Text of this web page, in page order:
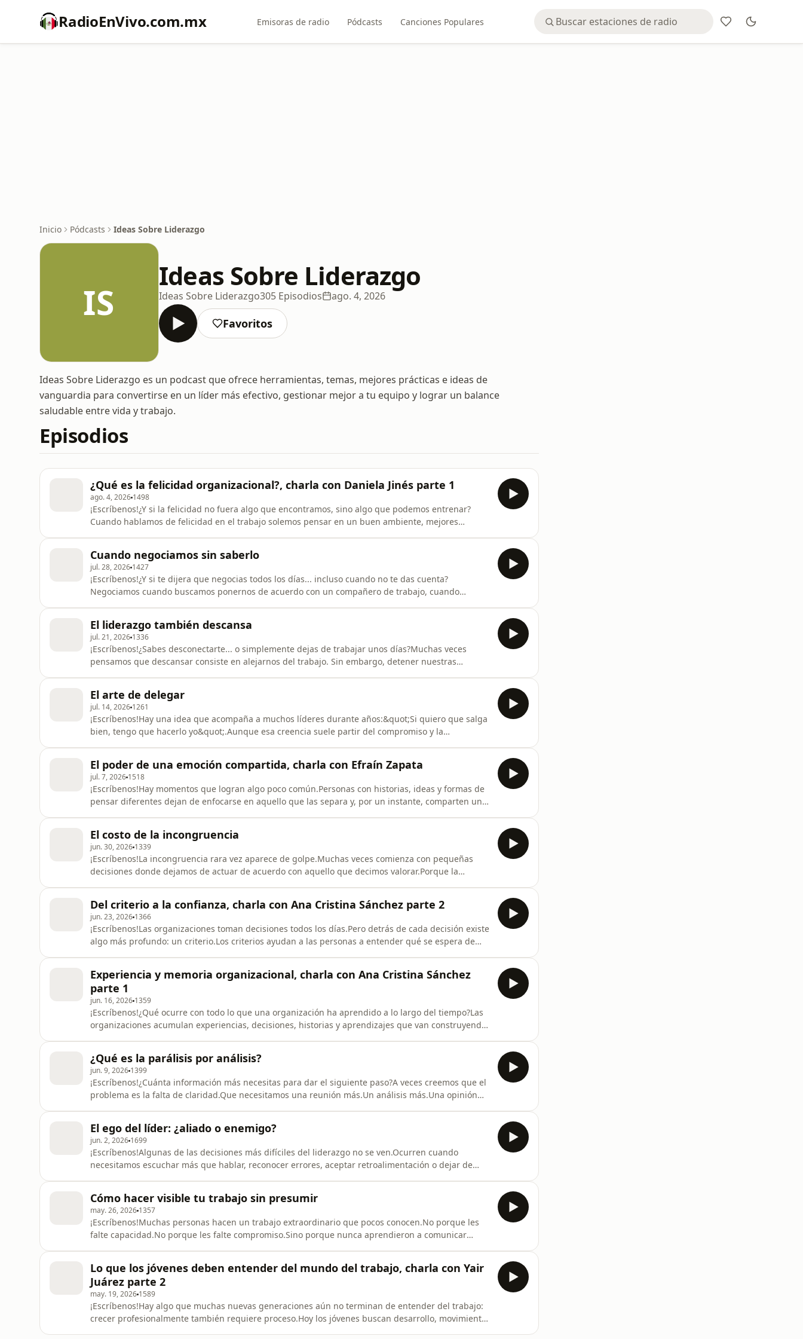
RadioEnVivo.com.mx Emisoras de radio Pódcasts Canciones Populares
Inicio Pódcasts Ideas Sobre Liderazgo
IS
Ideas Sobre Liderazgo
Ideas Sobre Liderazgo305 Episodios ago. 4, 2026
Favoritos
Ideas Sobre Liderazgo es un podcast que ofrece herramientas, temas, mejores prácticas e ideas de
vanguardia para convertirse en un líder más efectivo, gestionar mejor a tu equipo y lograr un balance
saludable entre vida y trabajo.
Episodios
¿Qué es la felicidad organizacional?, charla con Daniela Jinés parte 1
ago. 4, 2026 1498
¡Escríbenos!¿Y si la felicidad no fuera algo que encontramos, sino algo que podemos entrenar?
Cuando hablamos de felicidad en el trabajo solemos pensar en un buen ambiente, mejores
En esta primera parte de la
Cuando negociamos sin saberlo
jul. 28, 2026 1427
¡Escríbenos!¿Y si te dijera que negocias todos los días... incluso cuando no te das cuenta?
Negociamos cuando buscamos ponernos de acuerdo con un compañero de trabajo, cuando
una discusión.En este nuevo episodio, Efraín Z
El liderazgo también descansa
jul. 21, 2026 1336
¡Escríbenos!¿Sabes desconectarte... o simplemente dejas de trabajar unos días?Muchas veces
pensamos que descansar consiste en alejarnos del trabajo. Sin embargo, detener nuestras
desarrollamos: la capacidad de desconec
El arte de delegar
jul. 14, 2026 1261
¡Escríbenos!Hay una idea que acompaña a muchos líderes durante años:&quot;Si quiero que salga
bien, tengo que hacerlo yo&quot;.Aunque esa creencia suele partir del compromiso y la
crear oportunidades
El poder de una emoción compartida, charla con Efraín Zapata
jul. 7, 2026 1518
¡Escríbenos!Hay momentos que logran algo poco común.Personas con historias, ideas y formas de
pensar diferentes dejan de enfocarse en aquello que las separa y, por un instante, comparten una
personas vive una experiencia significa
El costo de la incongruencia
jun. 30, 2026 1339
¡Escríbenos!La incongruencia rara vez aparece de golpe.Muchas veces comienza con pequeñas
decisiones donde dejamos de actuar de acuerdo con aquello que decimos valorar.Porque la
comunica un mensaje. Cada decisi
Del criterio a la confianza, charla con Ana Cristina Sánchez parte 2
jun. 23, 2026 1366
¡Escríbenos!Las organizaciones toman decisiones todos los días.Pero detrás de cada decisión existe
algo más profundo: un criterio.Los criterios ayudan a las personas a entender qué se espera de
pérdida de confianza.Por
Experiencia y memoria organizacional, charla con Ana Cristina Sánchez
parte 1
jun. 16, 2026 1359
¡Escríbenos!¿Qué ocurre con todo lo que una organización ha aprendido a lo largo del tiempo?Las
organizaciones acumulan experiencias, decisiones, historias y aprendizajes que van construyendo
permitido crecer.La me
¿Qué es la parálisis por análisis?
jun. 9, 2026 1399
¡Escríbenos!¿Cuánta información más necesitas para dar el siguiente paso?A veces creemos que el
problema es la falta de claridad.Que necesitamos una reunión más.Un análisis más.Una opinión
análisis.Porque el problema no es
El ego del líder: ¿aliado o enemigo?
jun. 2, 2026 1699
¡Escríbenos!Algunas de las decisiones más difíciles del liderazgo no se ven.Ocurren cuando
necesitamos escuchar más que hablar, reconocer errores, aceptar retroalimentación o dejar de
una fuente de confianza, d
Cómo hacer visible tu trabajo sin presumir
may. 26, 2026 1357
¡Escríbenos!Muchas personas hacen un trabajo extraordinario que pocos conocen.No porque les
falte capacidad.No porque les falte compromiso.Sino porque nunca aprendieron a comunicar
de nuestros logros no significa co
Lo que los jóvenes deben entender del mundo del trabajo, charla con Yair
Juárez parte 2
may. 19, 2026 1589
¡Escríbenos!Hay algo que muchas nuevas generaciones aún no terminan de entender del trabajo:
crecer profesionalmente también requiere proceso.Hoy los jóvenes buscan desarrollo, movimiento